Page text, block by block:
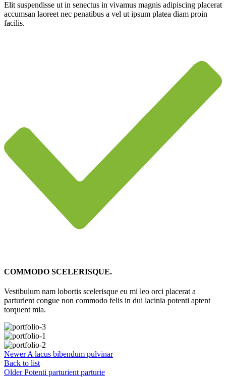
Elit suspendisse ut in senectus in vivamus magnis adipiscing placerat
accumsan laoreet nec penatibus a vel ut ipsum platea diam proin
facilis.
COMMODO SCELERISQUE.
Vestibulum nam lobortis scelerisque eu mi leo orci placerat a
parturient congue non commodo felis in dui lacinia potenti aptent
torquent mia.
Newer A lacus bibendum pulvinar
Back to list
Older Potenti parturient parturie